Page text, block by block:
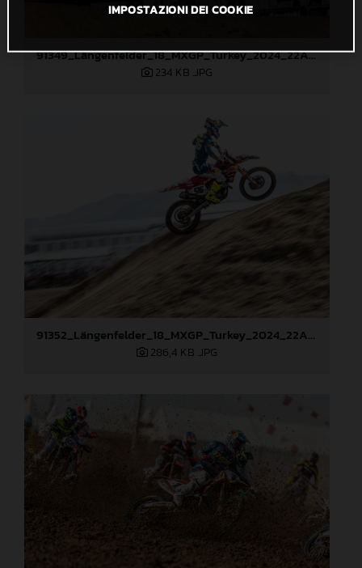
91349_Längenfelder_18_MXGP_Turkey_2024_22A4650
234 KB .JPG
91352_Längenfelder_18_MXGP_Turkey_2024_22A6704
286,4 KB .JPG
IMPOSTAZIONI DEI COOKIE